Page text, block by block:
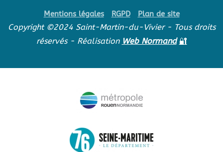
Mentions légales RGPD Plan de site
Copyright ©2024 Saint-Martin-du-Vivier - Tous droits
réservés - Réalisation Web Normand 🔐